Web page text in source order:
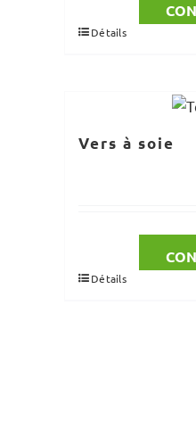
Détails
Vers à soie
Détails